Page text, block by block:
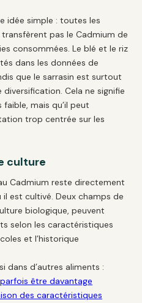
idée simple : toutes les
pas le Cadmium de
consommées. Le blé et le riz
dans les données de
que le sarrasin est surtout
Cela ne signifie
mais qu’il peut
trop centrée sur les
culture
Cadmium reste directement
est cultivé. Deux champs de
biologique, peuvent
selon les caractéristiques
et l’historique
dans d’autres aliments :
être davantage
des caractéristiques